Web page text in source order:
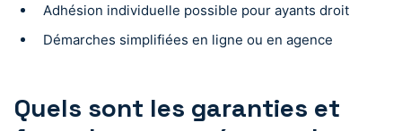
Adhésion individuelle possible pour ayants droit
Démarches simplifiées en ligne ou en agence
Quels sont les garanties et